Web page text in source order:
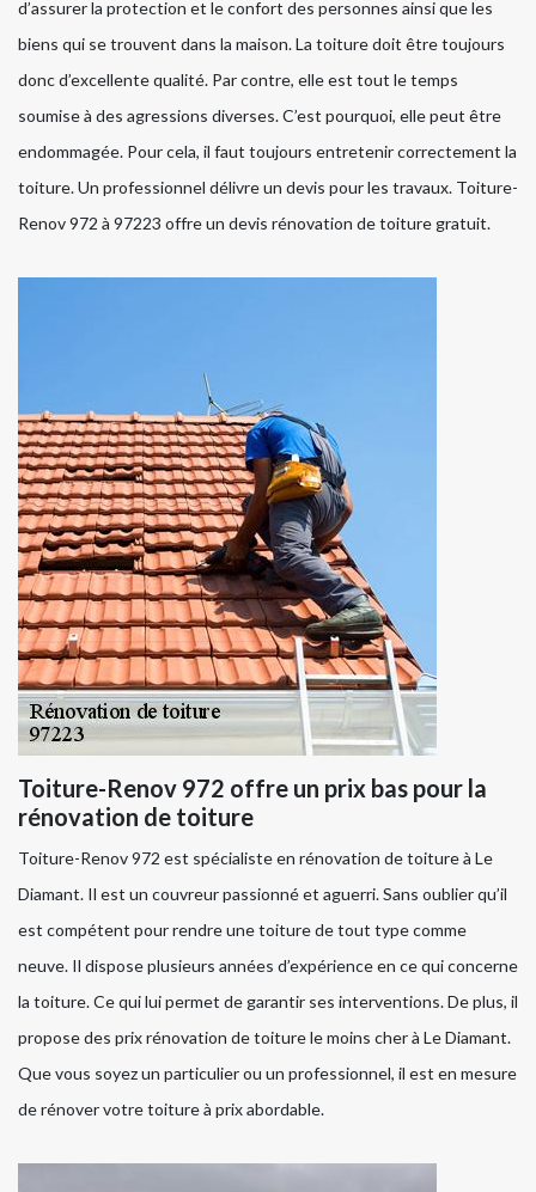
d’assurer la protection et le confort des personnes ainsi que les
biens qui se trouvent dans la maison. La toiture doit être toujours
donc d’excellente qualité. Par contre, elle est tout le temps
soumise à des agressions diverses. C’est pourquoi, elle peut être
endommagée. Pour cela, il faut toujours entretenir correctement la
toiture. Un professionnel délivre un devis pour les travaux. Toiture-
Renov 972 à 97223 offre un devis rénovation de toiture gratuit.
Toiture-Renov 972 offre un prix bas pour la
rénovation de toiture
Toiture-Renov 972 est spécialiste en rénovation de toiture à Le
Diamant. Il est un couvreur passionné et aguerri. Sans oublier qu’il
est compétent pour rendre une toiture de tout type comme
neuve. Il dispose plusieurs années d’expérience en ce qui concerne
la toiture. Ce qui lui permet de garantir ses interventions. De plus, il
propose des prix rénovation de toiture le moins cher à Le Diamant.
Que vous soyez un particulier ou un professionnel, il est en mesure
de rénover votre toiture à prix abordable.